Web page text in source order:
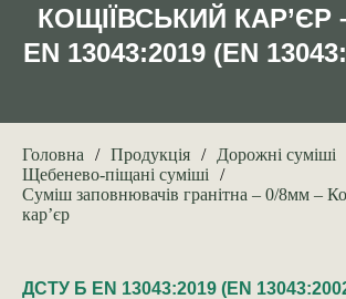
КОЩІЇВСЬКИЙ КАР’ЄР
EN 13043:2019 (EN
Головна Продукція
Дорожні суміші
Щебенево-піщані суміші
Суміш заповнювачів гранітна – 0/8мм –
кар’єр
ДСТУ Б EN 13043:2019 (EN